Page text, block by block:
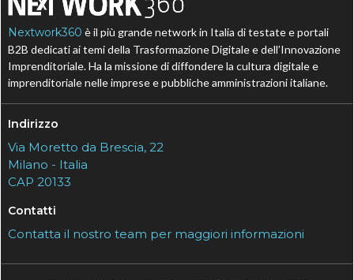
Nextwork360 è il più grande network in Italia di testate e portali
B2B dedicati ai temi della Trasformazione Digitale e dell’Innovazione
Imprenditoriale. Ha la missione di diffondere la cultura digitale e
imprenditoriale nelle imprese e pubbliche amministrazioni italiane.
Indirizzo
Via Moretto da Brescia, 22
Milano - Italia
CAP 20133
Contatti
Contatta il nostro team per maggiori informazioni